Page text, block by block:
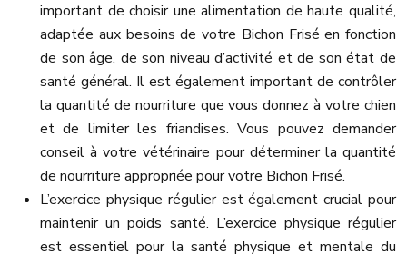
important de choisir une alimentation de haute qualité,
adaptée aux besoins de votre Bichon Frisé en fonction
de son âge, de son niveau d’activité et de son état de
santé général. Il est également important de contrôler
la quantité de nourriture que vous donnez à votre chien
et de limiter les friandises. Vous pouvez demander
conseil à votre vétérinaire pour déterminer la quantité
de nourriture appropriée pour votre Bichon Frisé.
L’exercice physique régulier est également crucial pour
maintenir un poids santé. L’exercice physique régulier
est essentiel pour la santé physique et mentale du